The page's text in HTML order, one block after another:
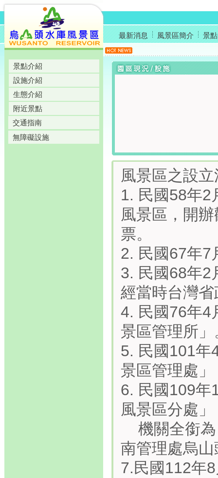
景點介紹
設施介紹
生態介紹
附近景點
交通指南
無障礙設施
最新消息 風景區簡介 景
風景區之設
1. 民國58年2
風景區，開
票。
2. 民國67年7
3. 民國68年2
經當時台灣
4. 民國76年4
景區管理所」
5. 民國101年
景區管理處」
6. 民國109年
風景區分處」
機關全銜為
南管理處烏
7.民國112年